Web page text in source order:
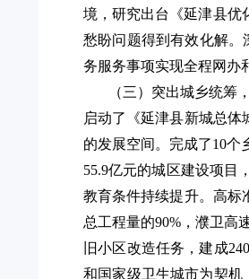
境，研究出台《延津县优
愁盼问题得到有效化解。
务服务事项实现全程网办
（三）突出城乡统筹
启动了
《延津县新城总
的发展空间 。 完成了10个
55.9亿元的城区建设项目，
教育条件持续提升。 高标
总工程量的90%，濮卫高
旧小区改造任务，建成
和国家级卫生城市为契机